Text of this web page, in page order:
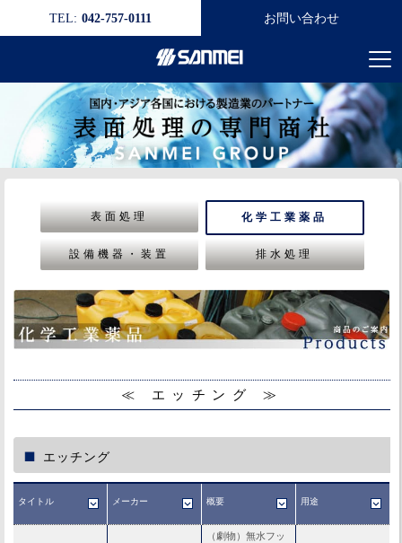
表面処理 化学工業薬品
設備機器・装置 排水処理
≪ エッチング ≫
エッチング
タイトル メーカー 概要 用途
（劇物）無水フッ
TEL: 042-757-0111 お問い合わせ